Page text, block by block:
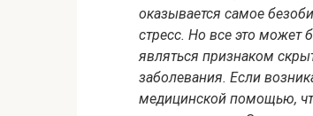
оказывается самое
стресс. Но все это может
являться признаком
заболевания. Если
медицинской помощью,